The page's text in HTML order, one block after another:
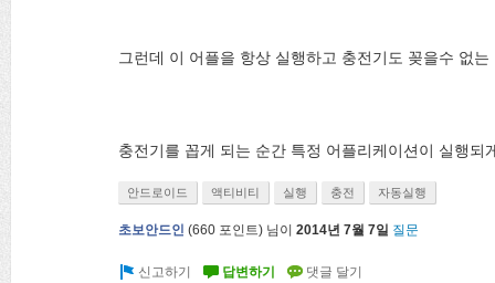
그런데 이 어플을 항상 실행하고 충전기도 꽂을수 없는
충전기를 꼽게 되는 순간 특정 어플리케이션이 실행되
안드로이드 액티비티 실행 충전 자동실행
초보안드인 (660 포인트) 님이 2014년 7월 7일 질문